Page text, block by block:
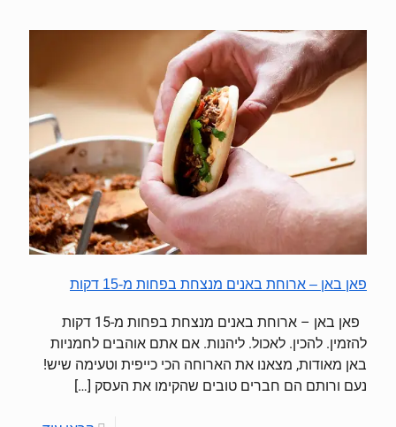
פאן באן – ארוחת באנים מנצחת בפחות מ-15 דקות
פאן באן – ארוחת באנים מנצחת בפחות מ-15 דקות
להזמין. להכין. לאכול. ליהנות. אם אתם אוהבים לחמניות
באן מאודות, מצאנו את הארוחה הכי כייפית וטעימה שיש!
נעם ורותם הם חברים טובים שהקימו את העסק […]